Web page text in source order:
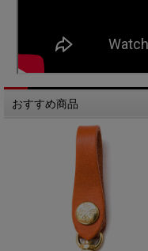
おすすめ商品